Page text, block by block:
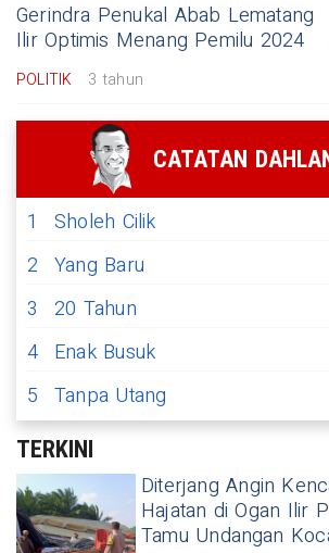
Gerindra Penukal Abab Lematang
Ilir Optimis Menang Pemilu 2024
POLITIK 3 tahun
CATATAN
1
Sholeh Cilik
2 Yang Baru
3
20 Tahun
4 Enak Busuk
5 Tanpa Utang
TERKINI
Diterjang Angin
Hajatan di Ogan Ilir
Tamu Undangan